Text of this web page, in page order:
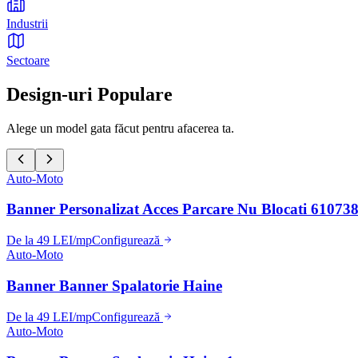
Industrii
Sectoare
Design-uri Populare
Alege un model gata făcut pentru afacerea ta.
Auto-Moto
Banner Personalizat Acces Parcare Nu Blocati
De la 49 LEI/mpConfigurează
Auto-Moto
Banner Banner Spalatorie Haine
De la 49 LEI/mpConfigurează
Auto-Moto